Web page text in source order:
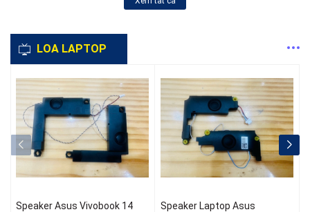
LOA LAPTOP
Speaker Asus Vivobook 14
Speaker Laptop Asus